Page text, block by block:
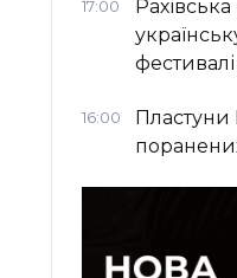
17:00
16:00
Пластуни